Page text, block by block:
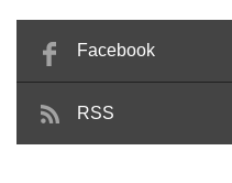
Facebook
RSS